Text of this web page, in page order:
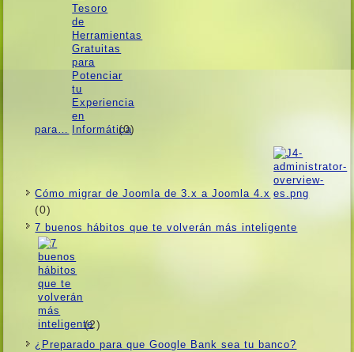
para… (0)
Cómo migrar de Joomla de 3.x a Joomla 4.x
(0)
7 buenos hábitos que te volverán más inteligente
(2)
¿Preparado para que Google Bank sea tu banco?